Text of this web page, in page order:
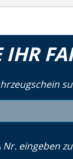
eingeben